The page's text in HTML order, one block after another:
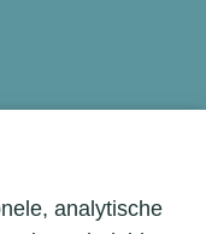
analytische